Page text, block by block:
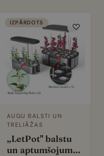
tā saknes.
un ļaujiet augiem
IZPĀRDOTS
AUGU BALSTI UN
TRELIĀŽAS
„LetPot" balstu
un aptumšojuma